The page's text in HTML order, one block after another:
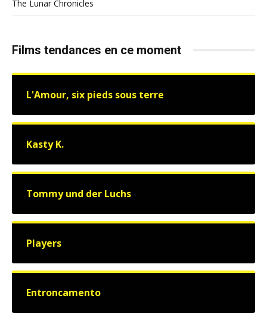
The Lunar Chronicles
Films tendances en ce moment
L'Amour, six pieds sous terre
Kasty K.
Tommy und der Luchs
Players
Entroncamento